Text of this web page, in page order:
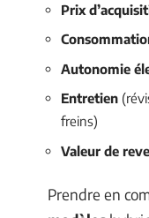
Prix
Autonomie
Entretien
freins)
Valeur de
Prendre en